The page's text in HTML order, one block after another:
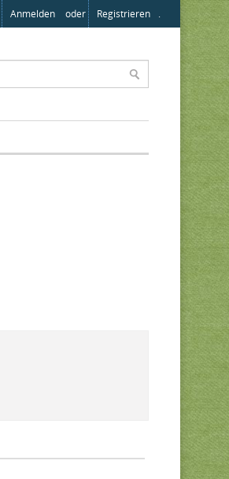
Anmelden oder Registrieren .